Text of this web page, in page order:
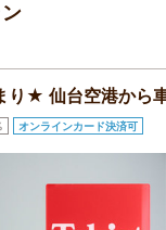
★ 仙台空港から
オンラインカード決済可